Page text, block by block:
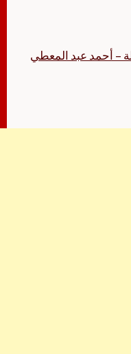
– أحمد عبد المعطي